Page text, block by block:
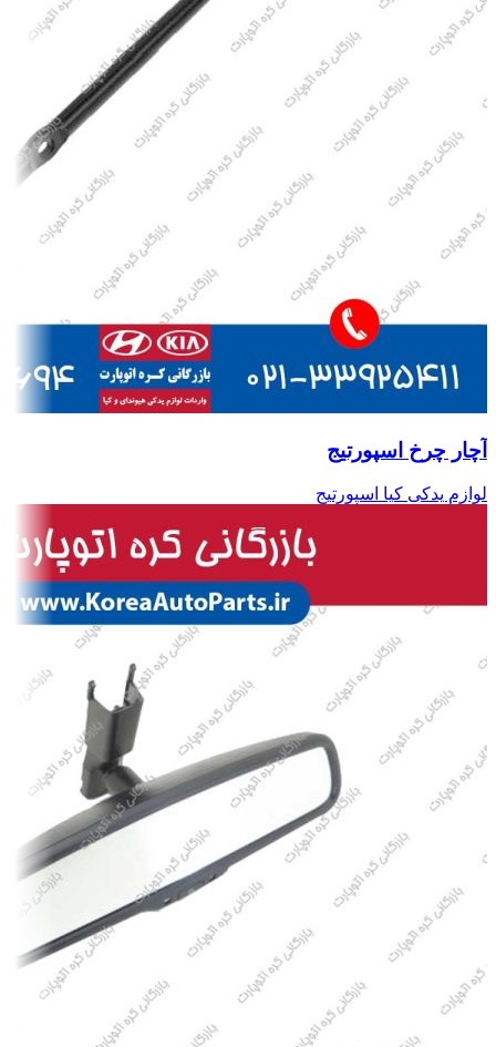
آچار چرخ اسپورتیج
لوازم یدکی کیا اسپورتیج